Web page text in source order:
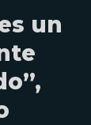
un